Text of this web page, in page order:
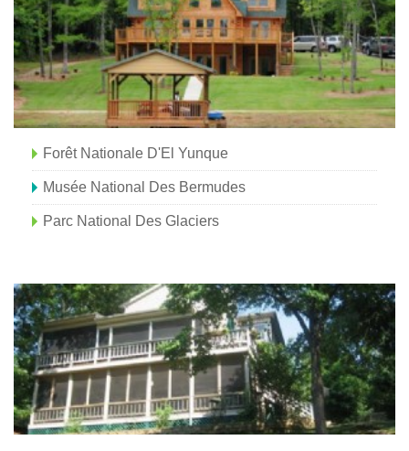
Forêt Nationale D'El Yunque
Musée National Des Bermudes
Parc National Des Glaciers